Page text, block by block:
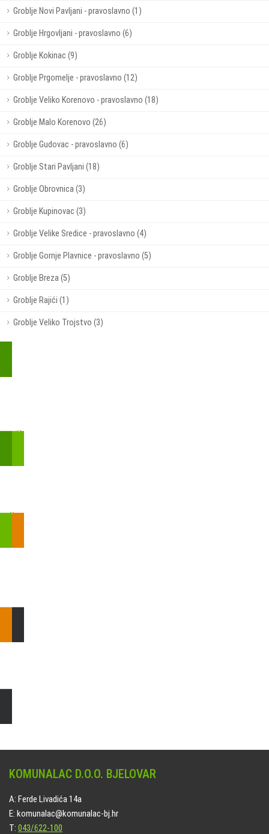
Groblje Novi Pavljani - pravoslavno (1)
Groblje Hrgovljani - pravoslavno (6)
Groblje Kokinac (9)
Groblje Prgomelje - pravoslavno (12)
Groblje Veliko Korenovo - pravoslavno (18)
Groblje Malo Korenovo (26)
Groblje Gudovac - pravoslavno (6)
Groblje Stari Pavljani (18)
Groblje Obrovnica (3)
Groblje Kupinovac (3)
Groblje Velike Sredice - pravoslavno (4)
Groblje Gornje Plavnice - pravoslavno (5)
Groblje Breza (5)
Groblje Rajići (1)
Groblje Veliko Trojstvo (3)
KOMUNALAC D.O.O. BJELOVAR
A: Ferde Livadića 14a
E: komunalac@komunalac-bj.hr
T: 043/622-100